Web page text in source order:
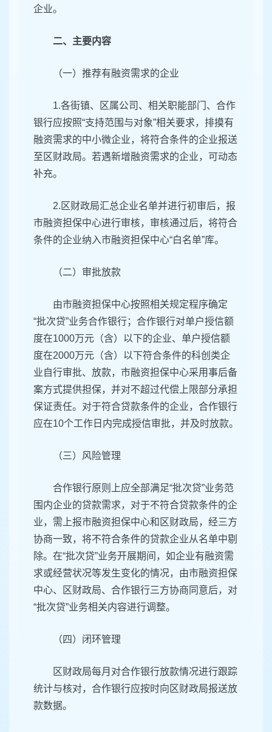
企业。
二、主要内容
（一）推荐有融资需求的企业
1.各街镇、区属公司、相关职能部门、合作
银行应按照“支持范围与对象”相关要求，排摸有
融资需求的中小微企业，将符合条件的企业报送
至区财政局。若遇新增融资需求的企业，可动态
补充。
2.区财政局汇总企业名单并进行初审后，报
市融资担保中心进行审核，审核通过后，将符合
条件的企业纳入市融资担保中心“白名单”库。
（二）审批放款
由市融资担保中心按照相关规定程序确定
“批次贷”业务合作银行；合作银行对单户授信额
度在1000万元（含）以下的企业、单户授信额
度在2000万元（含）以下符合条件的科创类企
业自行审批、放款，市融资担保中心采用事后备
案方式提供担保，并对不超过代偿上限部分承担
保证责任。对于符合贷款条件的企业，合作银行
应在10个工作日内完成授信审批，并及时放款。
（三）风险管理
合作银行原则上应全部满足“批次贷”业务范
围内企业的贷款需求，对于不符合贷款条件的企
业，需上报市融资担保中心和区财政局，经三方
协商一致，将不符合条件的贷款企业从名单中剔
除。在“批次贷”业务开展期间，如企业有融资需
求或经营状况等发生变化的情况，由市融资担保
中心、区财政局、合作银行三方协商同意后，对
“批次贷”业务相关内容进行调整。
（四）闭环管理
区财政局每月对合作银行放款情况进行跟踪
统计与核对，合作银行应按时向区财政局报送放
款数据。